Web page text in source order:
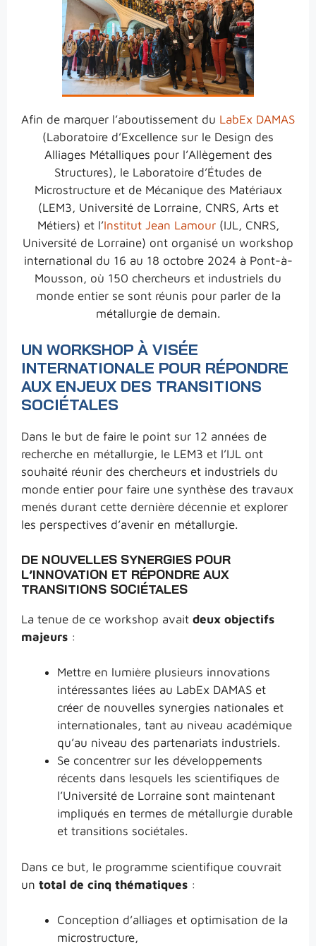
Afin de marquer l’aboutissement du LabEx DAMAS
(Laboratoire d’Excellence sur le Design des
Alliages Métalliques pour l’Allègement des
Structures), le Laboratoire d’Études de
Microstructure et de Mécanique des Matériaux
(LEM3, Université de Lorraine, CNRS, Arts et
Métiers) et l’Institut Jean Lamour(IJL, CNRS,
Université de Lorraine) ont organisé un workshop
international du 16 au 18 octobre 2024 à Pont-à-
Mousson, où 150 chercheurs et industriels du
monde entier se sont réunis pour parler de la
métallurgie de demain.
UN WORKSHOP À VISÉE
INTERNATIONALE POUR RÉPONDRE
AUX ENJEUX DES TRANSITIONS
SOCIÉTALES
Dans le but de faire le point sur 12 années de
recherche en métallurgie, le LEM3 et l’IJL ont
souhaité réunir des chercheurs et industriels du
monde entier pour faire une synthèse des travaux
menés durant cette dernière décennie et explorer
les perspectives d’avenir en métallurgie.
DE NOUVELLES SYNERGIES POUR
L’INNOVATION ET RÉPONDRE AUX
TRANSITIONS SOCIÉTALES
La tenue de ce workshop avait deux objectifs
majeurs :
Mettre en lumière plusieurs innovations
intéressantes liées au LabEx DAMAS et
créer de nouvelles synergies nationales et
internationales, tant au niveau académique
qu’au niveau des partenariats industriels.
Se concentrer sur les développements
récents dans lesquels les scientifiques de
l’Université de Lorraine sont maintenant
impliqués en termes de métallurgie durable
et transitions sociétales.
Dans ce but, le programme scientifique couvrait
un total de cinq thématiques :
Conception d’alliages et optimisation de la
microstructure,